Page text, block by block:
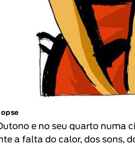
e no seu quarto numa
a falta do calor, dos sons,